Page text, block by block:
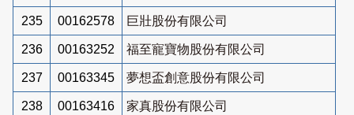
235 00162578 巨壯股份有限公司
236 00163252 福至寵寶物股份有限公司
237 00163345 夢想盃創意股份有限公司
238 00163416 家真股份有限公司